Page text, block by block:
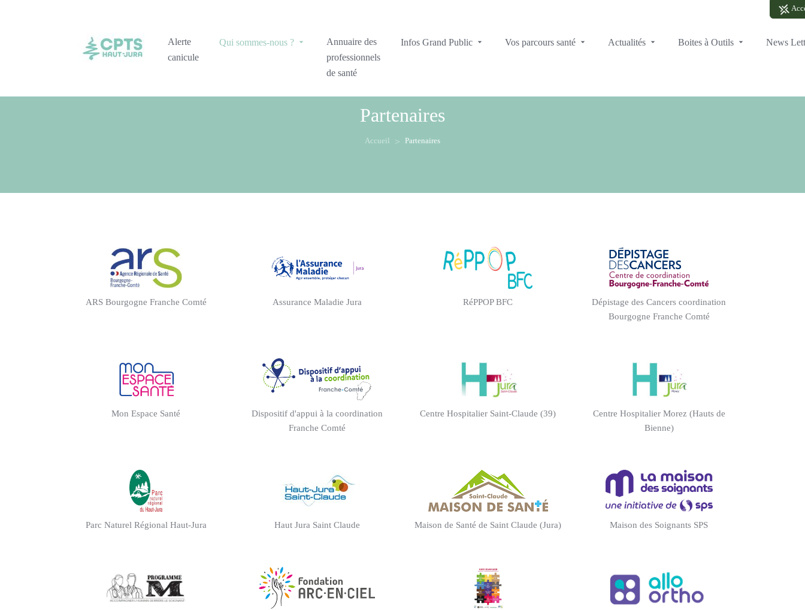
Alerte
canicule
Qui sommes-nous ?
Annuaire des
professionnels
de santé
Infos Grand Public Vos parcours santé Actualités Boites à Outils News
Partenaires
Accueil Partenaires
ARS Bourgogne Franche Comté Assurance Maladie Jura RéPPOP BFC
Dépistage des Cancers coordination
Bourgogne Franche Comté
Mon Espace Santé
Dispositif d'appui à la coordination
Franche Comté
Centre Hospitalier Saint-Claude (39)
Centre Hospitalier Morez (Hauts de
Bienne)
Parc Naturel Régional Haut-Jura Haut Jura Saint Claude Maison de Santé de Saint Claude (Jura) Maison des Soignants SPS